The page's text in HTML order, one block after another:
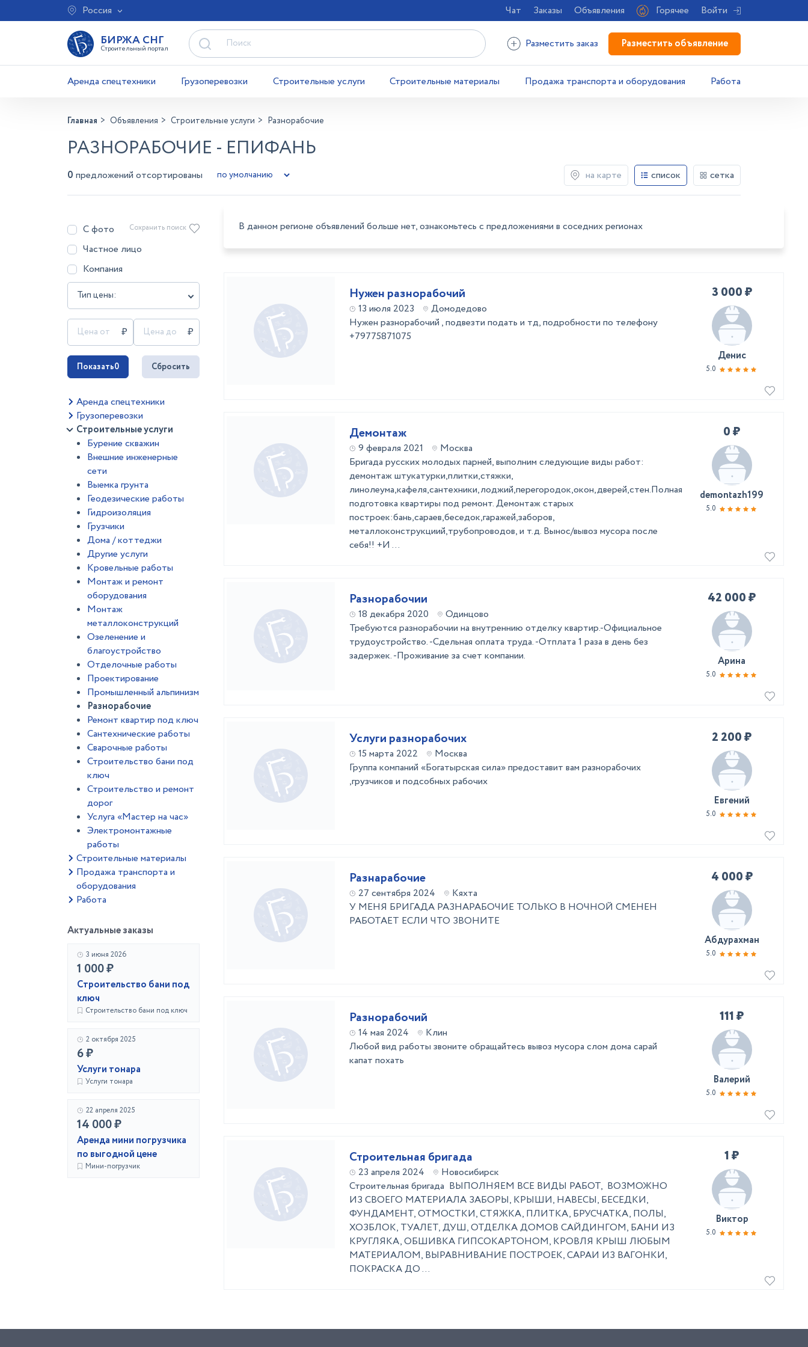
Россия Чат Заказы Объявления Горячее Войти
БИРЖА СНГ
Строительный портал Разместить заказ Разместить объявление
Аренда спецтехники Грузоперевозки Строительные услуги Строительные материалы Продажа транспорта и оборудования Работа
Главная Объявления Строительные услуги Разнорабочие
РАЗНОРАБОЧИЕ - ЕПИФАНЬ
0 предложений отсортированы на карте список сетка
С фото
Частное лицо
Компания
Тип цены:
Сохранить поиск
Показать0 Сбросить
Аренда спецтехники
Грузоперевозки
Строительные услуги
Бурение скважин
Внешние инженерные
сети
Выемка грунта
Геодезические работы
Гидроизоляция
Грузчики
Дома / коттеджи
Другие услуги
Кровельные работы
Монтаж и ремонт
оборудования
Монтаж
металлоконструкций
Озеленение и
благоустройство
Отделочные работы
Проектирование
Промышленный альпинизм
Разнорабочие
Ремонт квартир под ключ
Сантехнические работы
Сварочные работы
Строительство бани под
ключ
Строительство и ремонт
дорог
Услуга «Мастер на час»
Электромонтажные
работы
Строительные материалы
Продажа транспорта и
оборудования
Работа
Актуальные заказы
3 июня 2026
1 000 ₽
Строительство бани под
ключ
Строительство бани под ключ
2 октября 2025
6 ₽
Услуги тонара
Услуги тонара
22 апреля 2025
14 000 ₽
Аренда мини погрузчика
по выгодной цене
Мини-погрузчик
В данном регионе объявлений больше нет, ознакомьтесь с предложениями в соседних регионах
Нужен разнорабочий
13 июля 2023
Домодедово
Нужен разнорабочий , подвезти подать и тд, подробности по телефону
+79775871075
3 000 ₽
Денис
5.0
Демонтаж
9 февраля 2021
Москва
Бригада русских молодых парней, выполним следующие виды работ:
демонтаж штукатурки,плитки,стяжки,
линолеума,кафеля,сантехники,лоджий,перегородок,окон,дверей,стен.Полная
подготовка квартиры под ремонт. Демонтаж старых
построек:бань,сараев,беседок,гаражей,заборов,
металлоконструкциий,трубопроводов, и т.д. Вынос/вывоз мусора после
себя!! +И ...
0 ₽
demontazh199
5.0
Разнорабочии
18 декабря 2020
Одинцово
Требуются разнорабочии на внутреннию отделку квартир.-Официальное
трудоустройство. -Сдельная оплата труда. -Отплата 1 раза в день без
задержек. -Проживание за счет компании.
42 000 ₽
Арина
5.0
Услуги разнорабочих
15 марта 2022
Москва
Группа компаний «Богатырская сила» предоставит вам разнорабочих
,грузчиков и подсобных рабочих
2 200 ₽
Евгений
5.0
Разнарабочие
27 сентября 2024
Кяхта
У МЕНЯ БРИГАДА РАЗНАРАБОЧИЕ ТОЛЬКО В НОЧНОЙ СМЕНЕН
РАБОТАЕТ ЕСЛИ ЧТО ЗВОНИТЕ
4 000 ₽
Абдурахман
5.0
Разнорабочий
14 мая 2024
Клин
Любой вид работы звоните обращайтесь вывоз мусора слом дома сарай
капат похать
111 ₽
Валерий
5.0
Строительная бригада
23 апреля 2024
Новосибирск
Строительная бригада ВЫПОЛНЯЕМ ВСЕ ВИДЫ РАБОТ, ВОЗМОЖНО
ИЗ СВОЕГО МАТЕРИАЛА ЗАБОРЫ, КРЫШИ, НАВЕСЫ, БЕСЕДКИ,
ФУНДАМЕНТ, ОТМОСТКИ, СТЯЖКА, ПЛИТКА, БРУСЧАТКА, ПОЛЫ,
ХОЗБЛОК, ТУАЛЕТ, ДУШ, ОТДЕЛКА ДОМОВ САЙДИНГОМ, БАНИ ИЗ
КРУГЛЯКА, ОБШИВКА ГИПСОКАРТОНОМ, КРОВЛЯ КРЫШ ЛЮБЫМ
МАТЕРИАЛОМ, ВЫРАВНИВАНИЕ ПОСТРОЕК, САРАИ ИЗ ВАГОНКИ,
ПОКРАСКА ДО ...
1 ₽
Виктор
5.0